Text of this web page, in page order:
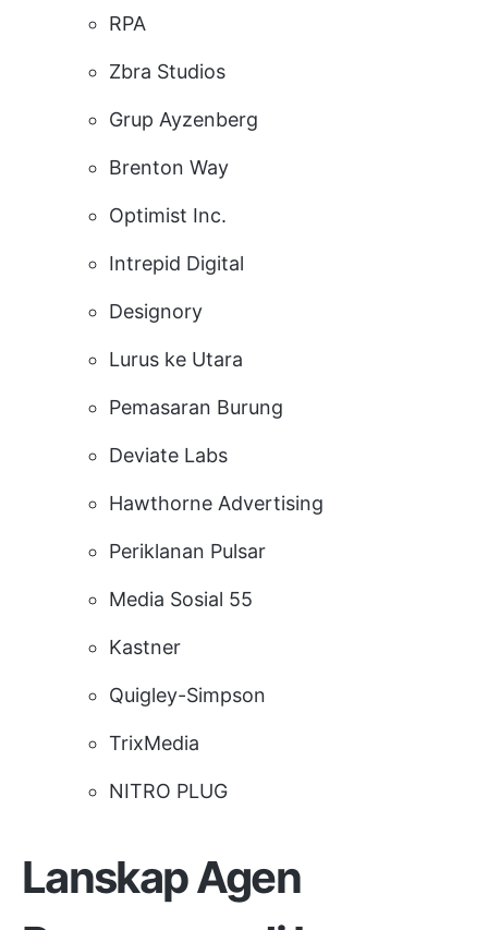
RPA
Zbra Studios
Grup Ayzenberg
Brenton Way
Optimist Inc.
Intrepid Digital
Designory
Lurus ke Utara
Pemasaran Burung
Deviate Labs
Hawthorne Advertising
Periklanan Pulsar
Media Sosial 55
Kastner
Quigley-Simpson
TrixMedia
NITRO PLUG
Lanskap Agen